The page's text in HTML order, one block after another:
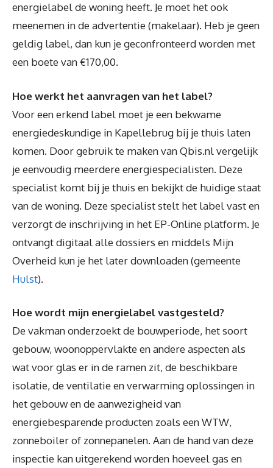
energielabel de woning heeft. Je moet het ook
meenemen in de advertentie (makelaar). Heb je geen
geldig label, dan kun je geconfronteerd worden met
een boete van €170,00.
Hoe werkt het aanvragen van het label?
Voor een erkend label moet je een bekwame
energiedeskundige in Kapellebrug bij je thuis laten
komen. Door gebruik te maken van Qbis.nl vergelijk
je eenvoudig meerdere energiespecialisten. Deze
specialist komt bij je thuis en bekijkt de huidige staat
van de woning. Deze specialist stelt het label vast en
verzorgt de inschrijving in het EP-Online platform. Je
ontvangt digitaal alle dossiers en middels Mijn
Overheid kun je het later downloaden (gemeente
Hulst).
Hoe wordt mijn energielabel vastgesteld?
De vakman onderzoekt de bouwperiode, het soort
gebouw, woonoppervlakte en andere aspecten als
wat voor glas er in de ramen zit, de beschikbare
isolatie, de ventilatie en verwarming oplossingen in
het gebouw en de aanwezigheid van
energiebesparende producten zoals een WTW,
zonneboiler of zonnepanelen. Aan de hand van deze
inspectie kan uitgerekend worden hoeveel gas en